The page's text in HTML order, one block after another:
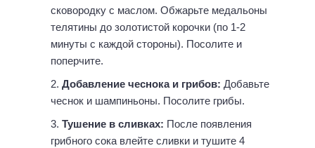
сковородку с маслом. Обжарьте медальоны
телятины до золотистой корочки (по 1-2
минуты с каждой стороны). Посолите и
поперчите.
Добавление чеснока и грибов: Добавьте
чеснок и шампиньоны. Посолите грибы.
Тушение в сливках: После появления
грибного сока влейте сливки и тушите 4